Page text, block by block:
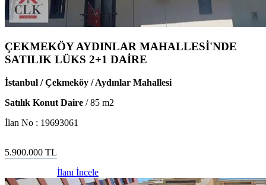
ÇEKMEKÖY AYDINLAR MAHALLESİ'NDE
SATILIK LÜKS 2+1 DAİRE
İstanbul / Çekmeköy / Aydınlar Mahallesi
Satılık Konut Daire /85 m2
İlan No : 19693061
5.900.000 TL
İlanı İncele